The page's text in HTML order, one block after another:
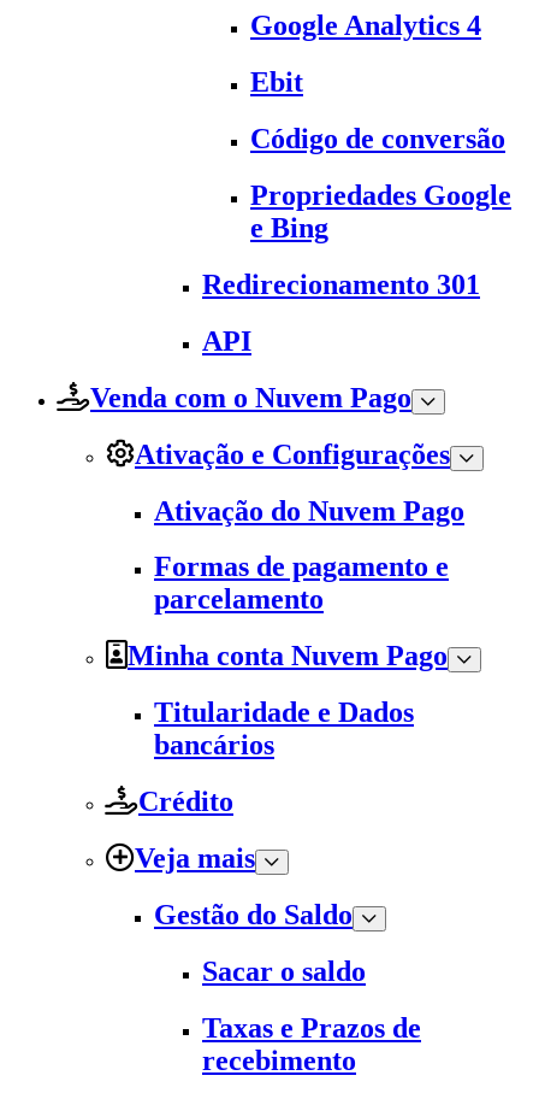
Google Analytics 4
Ebit
Código de conversão
Propriedades Google
e Bing
Redirecionamento 301
API
Venda com o Nuvem Pago
Ativação e Configurações
Ativação do Nuvem Pago
Formas de pagamento e
parcelamento
Minha conta Nuvem Pago
Titularidade e Dados
bancários
Crédito
Veja mais
Gestão do Saldo
Sacar o saldo
Taxas e Prazos de
recebimento